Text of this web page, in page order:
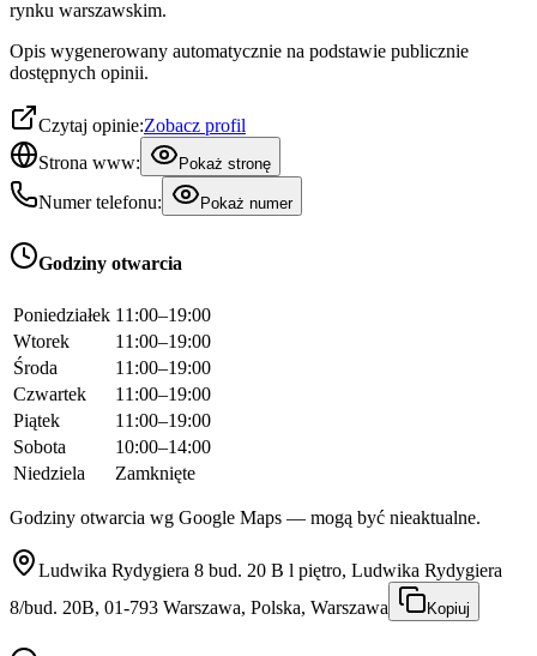
rynku warszawskim.
Opis wygenerowany automatycznie na podstawie publicznie
dostępnych opinii.
Czytaj opinie:Zobacz profil
Strona www:
Pokaż stronę
Numer telefonu: Pokaż numer
Godziny otwarcia
Poniedziałek 11:00–19:00
Wtorek
11:00–19:00
Środa
11:00–19:00
Czwartek
11:00–19:00
Piątek
11:00–19:00
Sobota
10:00–14:00
Niedziela
Zamknięte
Godziny otwarcia wg Google Maps — mogą być nieaktualne.
Ludwika Rydygiera 8 bud. 20 B l piętro, Ludwika Rydygiera
8/bud. 20B, 01-793 Warszawa, Polska, Warszawa
Kopiuj